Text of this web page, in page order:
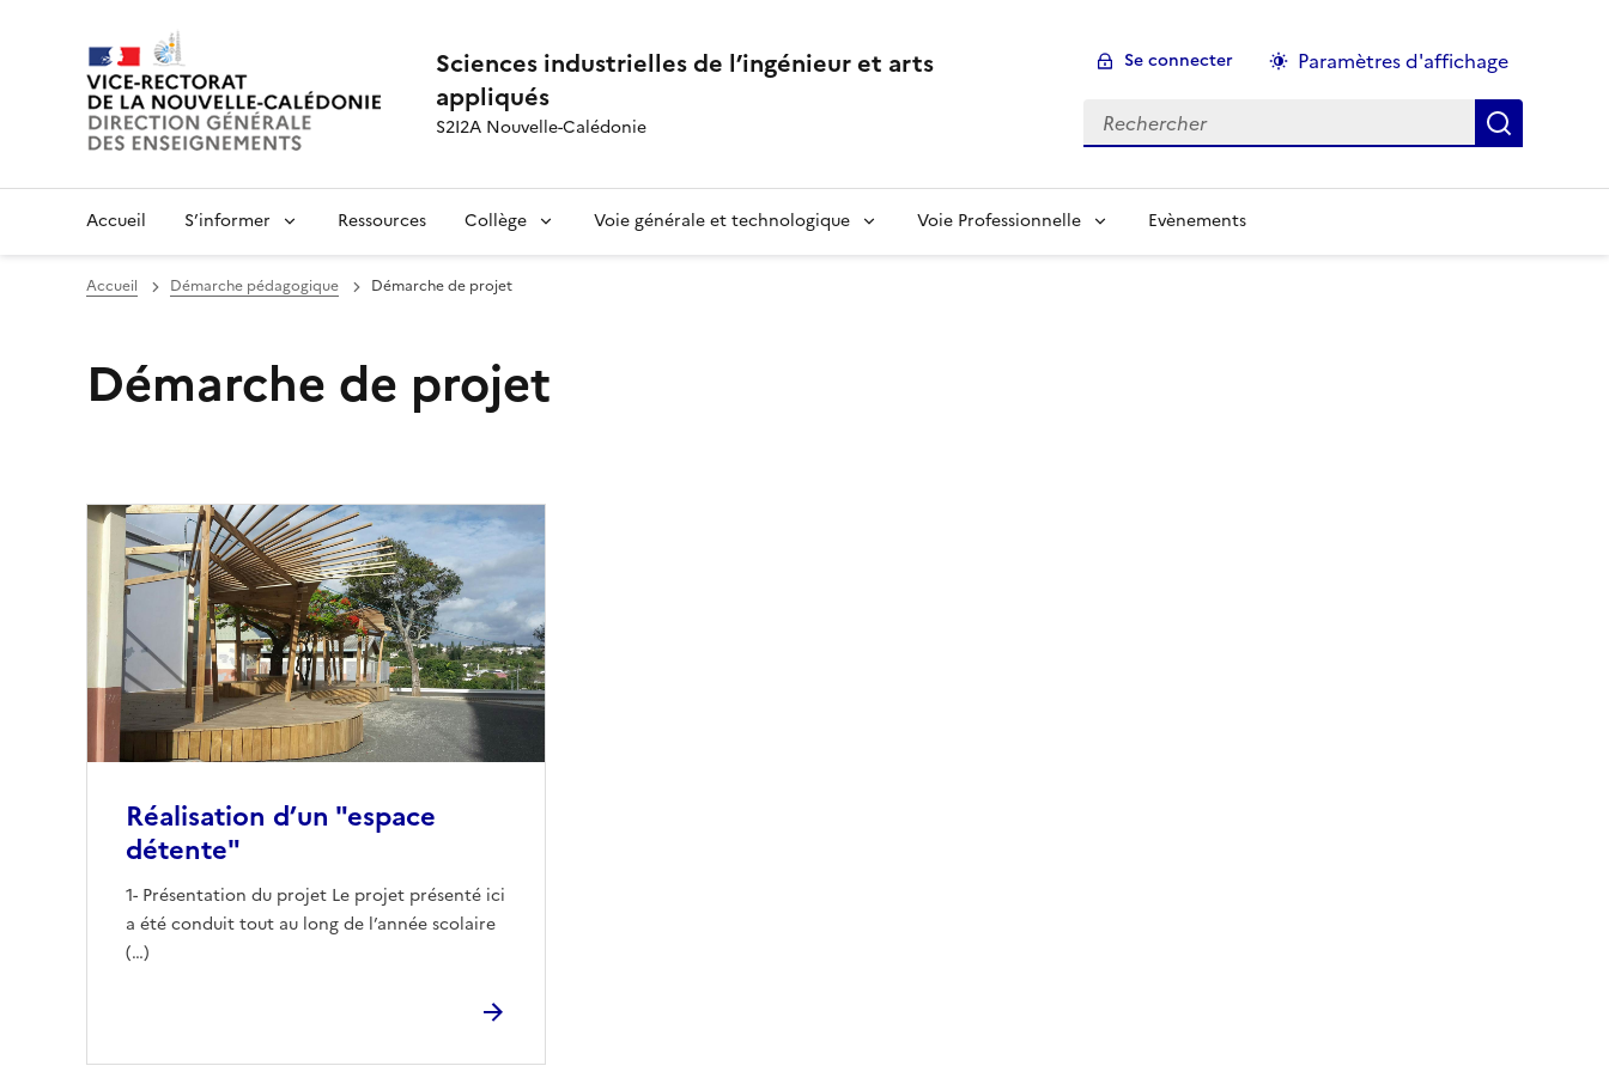
Sciences industrielles de l’ingénieur et arts
appliqués
S2I2A Nouvelle-Calédonie
Se connecter
Paramètres d'affichage
Rechercher :
Accueil S’informer Ressources Collège Voie générale et technologique Voie Professionnelle Evènements
Accueil Démarche pédagogique Démarche de projet
Démarche de projet
Réalisation d’un "espace
détente"
1- Présentation du projet Le projet présenté ici
a été conduit tout au long de l’année scolaire
(…)